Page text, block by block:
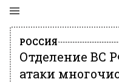
РОССИЯ
Отделение ВС
атаки